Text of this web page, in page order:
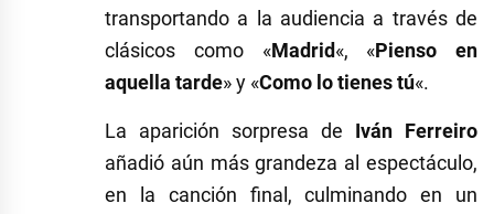
transportando a la audiencia a través de
clásicos como «Madrid«, «Pienso en
aquella tarde» y «Como lo tienes tú«.
La aparición sorpresa de Iván Ferreiro
añadió aún más grandeza al espectáculo,
en la canción final, culminando en un